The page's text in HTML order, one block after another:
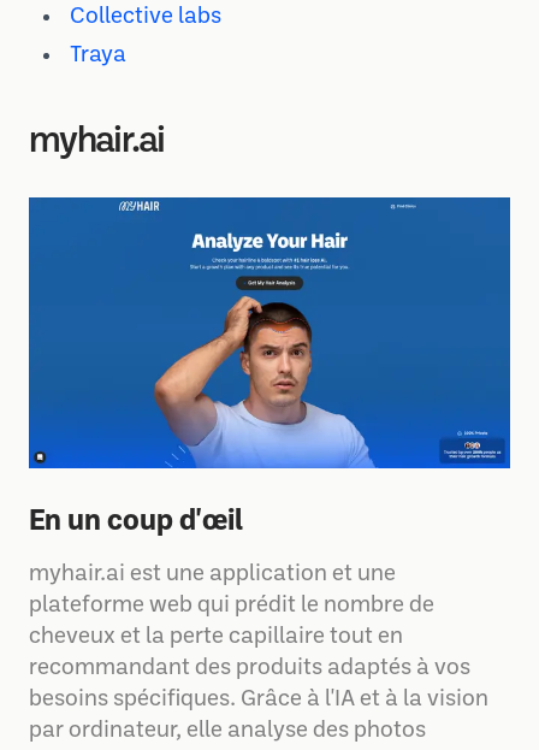
Collective labs
Traya
myhair.ai
En un coup d'œil
myhair.ai est une application et une
plateforme web qui prédit le nombre de
cheveux et la perte capillaire tout en
recommandant des produits adaptés à vos
besoins spécifiques. Grâce à l'IA et à la vision
par ordinateur, elle analyse des photos